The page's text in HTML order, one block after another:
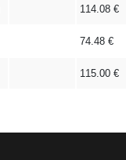
114.08 €
74.48 €
115.00 €